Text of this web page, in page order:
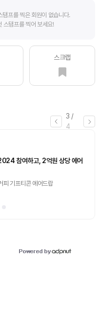
탬프를 찍은 회원이 없습니다.
스탬프를 찍어 보세요!
스크랩
3 /
4
참여하고, 2억원 상당 에어
피 기프티콘 에어드랍